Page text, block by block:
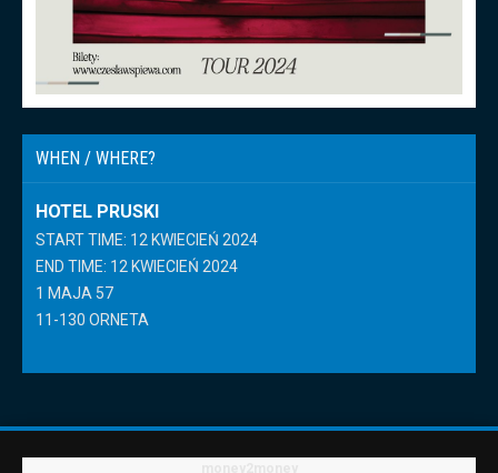
WHEN / WHERE?
HOTEL PRUSKI
START TIME: 12 KWIECIEŃ 2024
END TIME: 12 KWIECIEŃ 2024
1 MAJA 57
11-130 ORNETA